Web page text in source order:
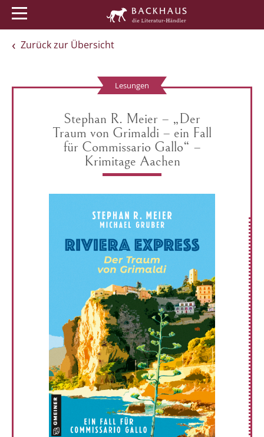
Zurück zur Übersicht
Lesungen
Stephan R. Meier – „Der
Traum von Grimaldi – ein Fall
für Commissario Gallo“ –
Krimitage Aachen